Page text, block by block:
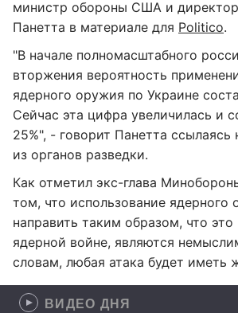
министр обороны США и
Панетта в материале для Politico.
"В начале полномасштабного
вторжения вероятность
ядерного оружия по Украине
Сейчас эта цифра увеличилась и
25%", - говорит Панетта ссылаясь
из органов разведки.
Как отметил экс-глава
том, что использование
направить таким образом, что это
ядерной войне, являются
словам, любая атака будет иметь
ВИДЕО ДНЯ